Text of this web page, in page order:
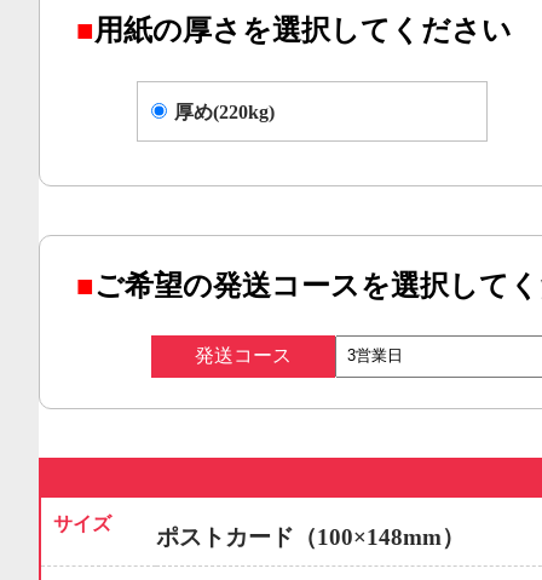
■用紙の厚さを選択してください
厚め(220kg)
■ご希望の発送コースを選択して
発送コース
サイズ
ポストカード（100×148mm）